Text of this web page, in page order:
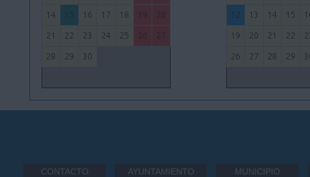
14 16 17 18 19 20
21 22 23 24 25 26 27
28 29 30
12 13 14 15
19 20 21 22
26 27 28 29
CONTACTO AYUNTAMIENTO MUNICIPIO